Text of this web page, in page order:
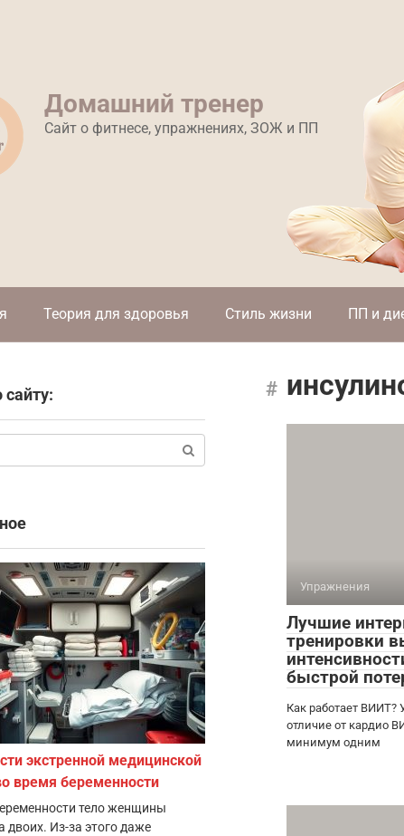
Домашний тренер
Сайт о фитнесе, упражнениях, ЗОЖ и ПП
Теория для здоровья Стиль жизни ПП и
Упражнения
Лучшие
тренировки
быстрой
Как работает
отличие от кардио
минимум одним
сайту:
экстренной медицинской
время беременности
тело женщины
двоих. Из-за этого даже